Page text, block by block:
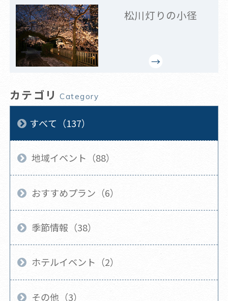
松川灯りの小径
カテゴリ Category
すべて（137）
地域イベント（88）
おすすめプラン（6）
季節情報（38）
ホテルイベント（2）
その他（3）